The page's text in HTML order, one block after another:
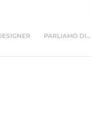
PARLIAMO DI…